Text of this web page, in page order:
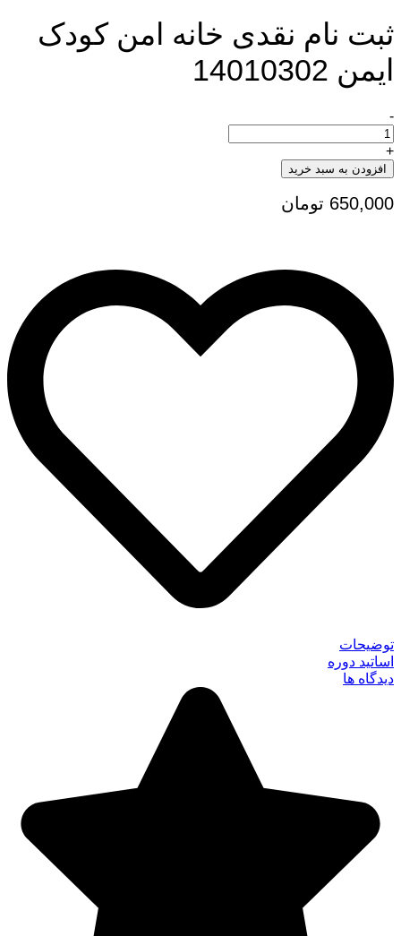
ثبت نام نقدی خانه امن کودک
ایمن 14010302
ثبت
نام
نقدی
خانه
کودک
-
+
افزودن به سبد خرید
650,000 تومان
توضیحات
اساتید دوره
دیدگاه ها